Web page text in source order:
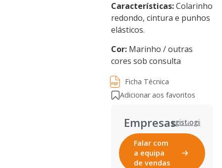
Características:Colarinho
redondo, cintura e punhos
elásticos.
Cor: Marinho / outras
cores sob consulta
Ficha Técnica
Adicionar aos favoritos
EmpresasRegistarLogin
Falar com
a equipa
de vendas